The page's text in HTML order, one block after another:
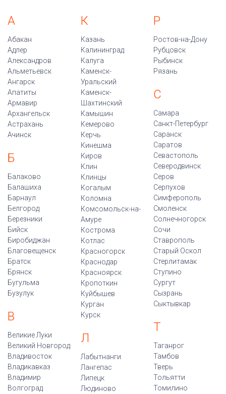
А
Абакан
Адлер
Александров
Альметьевск
Ангарск
Апатиты
Армавир
Архангельск
Астрахань
Ачинск
Б
Балаково
Балашиха
Барнаул
Белгород
Березники
Бийск
Биробиджан
Благовещенск
Братск
Брянск
Бугульма
Бузулук
В
Великие Луки
Великий Новгород
Владивосток
Владикавказ
Владимир
Волгоград
К
Казань
Калининград
Калуга
Каменск-
Уральский
Каменск-
Шахтинский
Камышин
Кемерово
Керчь
Кинешма
Киров
Клин
Клинцы
Когалым
Коломна
Комсомольск-на-
Амуре
Кострома
Котлас
Красногорск
Краснодар
Красноярск
Кропоткин
Куйбышев
Курган
Курск
Л
Лабытнанги
Лангепас
Липецк
Людиново
Р
Ростов-на-Дону
Рубцовск
Рыбинск
Рязань
С
Самара
Санкт-Петербург
Саранск
Саратов
Севастополь
Северодвинск
Серов
Серпухов
Симферополь
Смоленск
Солнечногорск
Сочи
Ставрополь
Старый Оскол
Стерлитамак
Ступино
Сургут
Сызрань
Сыктывкар
Т
Таганрог
Тамбов
Тверь
Тольятти
Томилино